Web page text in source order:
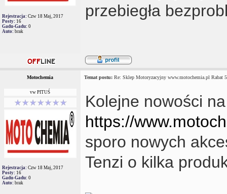
Rejestracja: Czw 18 Maj, 2017
Posty: 16
Gadu-Gadu: 0
Auto: brak
przebiegła
Motochemia Temat postu: Re: Sklep Motoryzacyjny www.motochemia.pl Rabat
vw PITUŚ
Rejestracja: Czw 18 Maj, 2017
Posty: 16
Gadu-Gadu: 0
Auto: brak
Kolejne nowości
https://
sporo nowych
Tenzi o kilka